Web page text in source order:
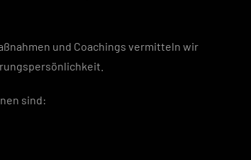
und Coachings vermitteln wir
sind: